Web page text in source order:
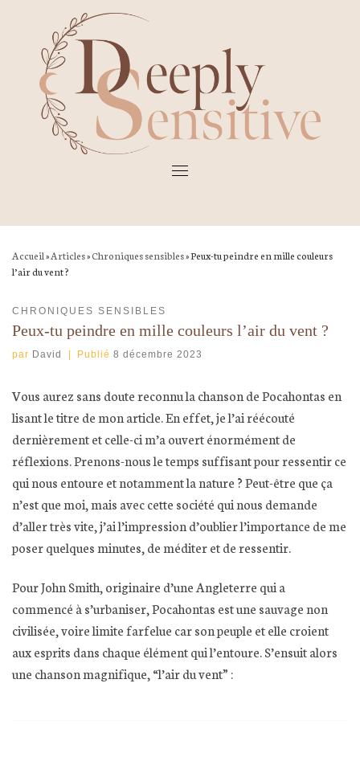
Accueil»Articles»Chroniques sensibles»Peux-tu peindre en mille couleurs
l’air du vent ?
CHRONIQUES SENSIBLES
Peux-tu peindre en mille couleurs l’air du vent ?
par David Publié8 décembre 2023
Vous aurez sans doute reconnu la chanson de Pocahontas en
lisant le titre de mon article. En effet, je l’ai réécouté
dernièrement et celle-ci m’a ouvert énormément de
réflexions. Prenons-nous le temps suffisant pour ressentir ce
qui nous entoure et notamment la nature ? Peut-être que ça
n’est que moi, mais avec cette société qui nous demande
d’aller très vite, j’ai l’impression d’oublier l’importance de me
poser quelques minutes, de méditer et de ressentir.
Pour John Smith, originaire d’une Angleterre qui a
commencé à s’urbaniser, Pocahontas est une sauvage non
civilisée, voire limite farfelue car son peuple et elle croient
aux esprits dans chaque élément qui l’entoure. S’ensuit alors
une chanson magnifique, “l’air du vent” :